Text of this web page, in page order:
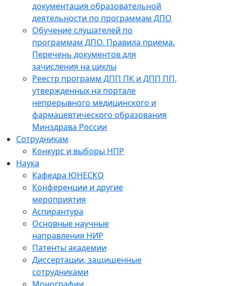
документация образовательной
деятельности по программам ДПО
Обучение слушателей по
программам ДПО. Правила приема.
Перечень документов для
зачисления на циклы
Реестр программ ДПП ПК и ДПП ПП,
утвержденных на портале
непрерывного медицинского и
фармацевтического образования
Минздрава России
Сотрудникам
Конкурс и выборы НПР
Наука
Кафедра ЮНЕСКО
Конференции и другие
мероприятия
Аспирантура
Основные научные
направления НИР
Патенты академии
Диссертации, защищенные
сотрудниками